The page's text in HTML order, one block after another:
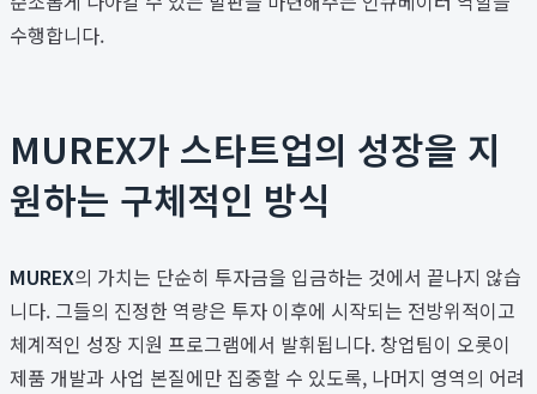
수행합니다.
MUREX가 스타트업의 성장을 지
원하는 구체적인 방식
MUREX의 가치는 단순히 투자금을 입금하는 것에서 끝나지 않습
니다. 그들의 진정한 역량은 투자 이후에 시작되는 전방위적이고
체계적인 성장 지원 프로그램에서 발휘됩니다. 창업팀이 오롯이
제품 개발과 사업 본질에만 집중할 수 있도록, 나머지 영역의 어려